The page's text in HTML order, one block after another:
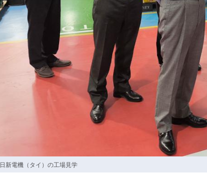
日新電機（タイ）の工場見学